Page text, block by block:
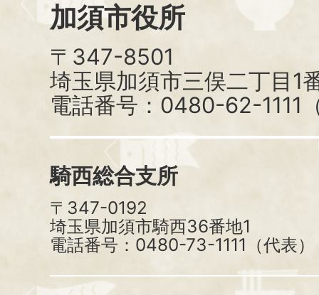
加須市役所
〒347-8501
埼玉県加須市三俣二丁目1
電話番号：0480-62-1111
騎西総合支所
〒347-0192
埼玉県加須市騎西36番地1
電話番号：0480-73-1111（代表）